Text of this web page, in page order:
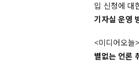
입 신청에 대
기자실 운영
<미디어오늘
별없는 언론